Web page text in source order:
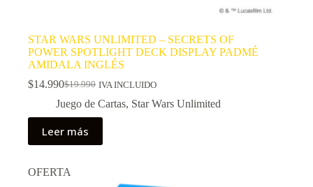
STAR WARS UNLIMITED – SECRETS OF
POWER SPOTLIGHT DECK DISPLAY PADMÉ
AMIDALA INGLÉS
$19.990
El
precio
original
era:
$14.990El
precio
actual
es:
IVA INCLUIDO
Juego de Cartas, Star Wars Unlimited
Leer más
OFERTA